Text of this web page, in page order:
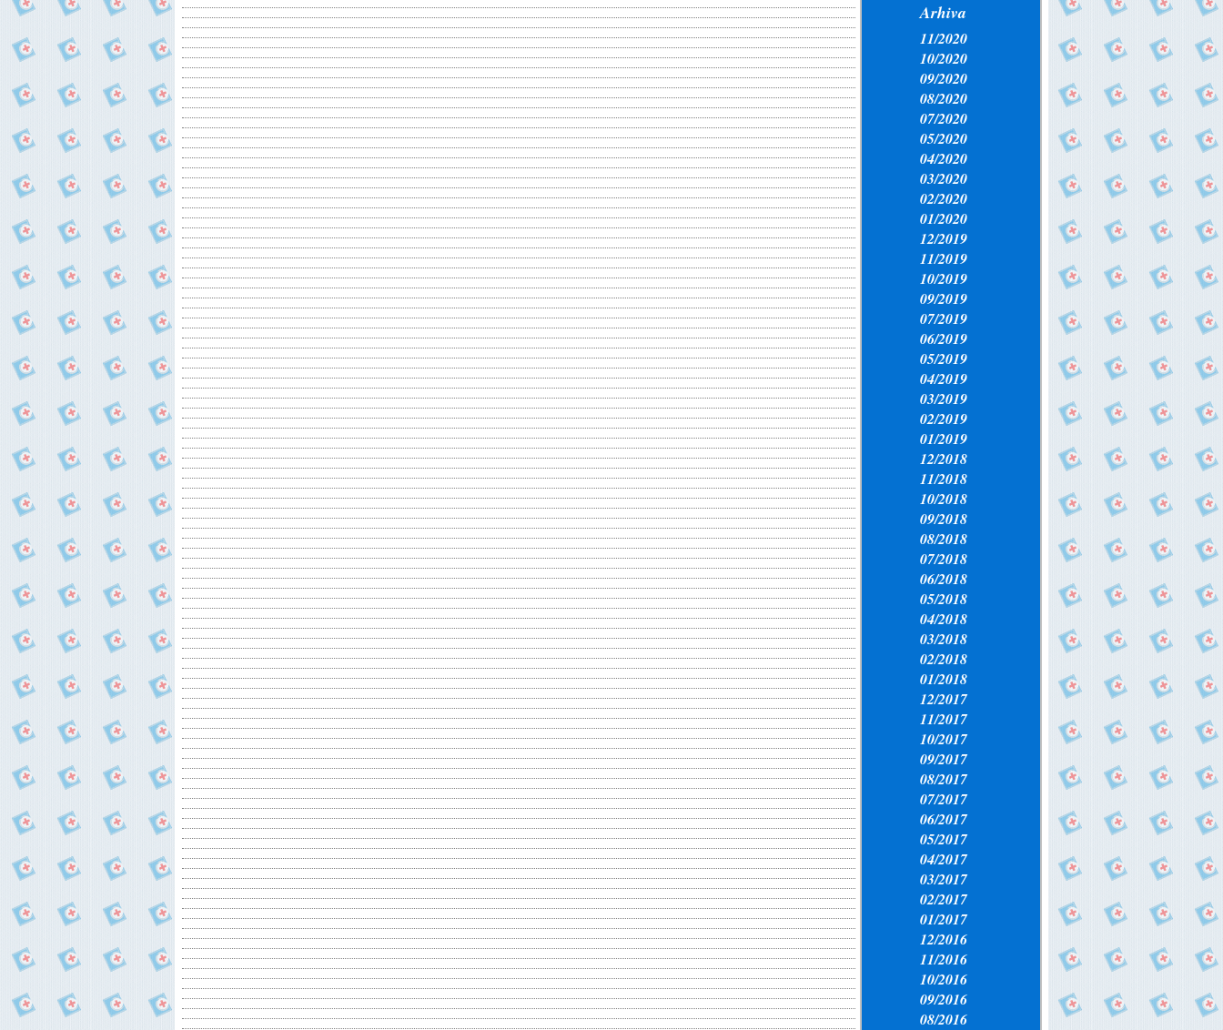
Arhiva
11/2020
10/2020
09/2020
08/2020
07/2020
05/2020
04/2020
03/2020
02/2020
01/2020
12/2019
11/2019
10/2019
09/2019
07/2019
06/2019
05/2019
04/2019
03/2019
02/2019
01/2019
12/2018
11/2018
10/2018
09/2018
08/2018
07/2018
06/2018
05/2018
04/2018
03/2018
02/2018
01/2018
12/2017
11/2017
10/2017
09/2017
08/2017
07/2017
06/2017
05/2017
04/2017
03/2017
02/2017
01/2017
12/2016
11/2016
10/2016
09/2016
08/2016